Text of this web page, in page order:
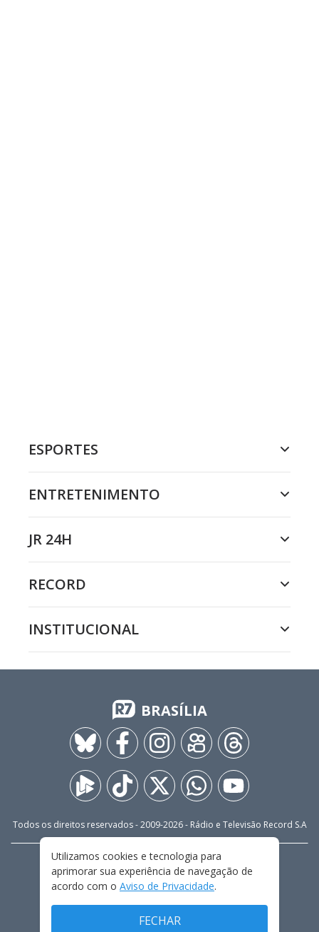
ESPORTES
ENTRETENIMENTO
JR 24H
RECORD
INSTITUCIONAL
BRASÍLIA
Todos os direitos reservados - 2009-2026- Rádio e Televisão Record S.A
FALE CONOSCO
PRIVACIDADE
TERMOS E CONDIÇÕES DE USO
Utilizamos cookies e tecnologia para
aprimorar sua experiência de navegação de
acordo com o Aviso de Privacidade.
FECHAR